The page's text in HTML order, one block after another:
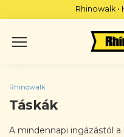
to
Rhinowalk •
Rhinowalk
Táskák
A mindennapi ingázástól